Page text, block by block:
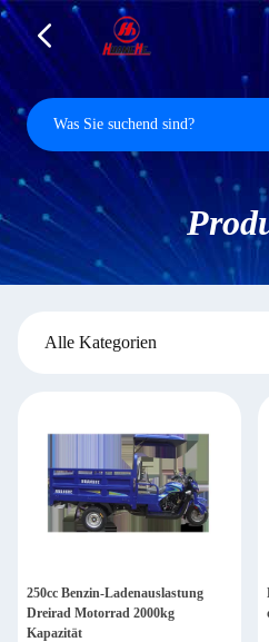
Alle Kategorien
250cc Benzin-Ladenauslastung
Dreirad Motorrad 2000kg
Kapazität